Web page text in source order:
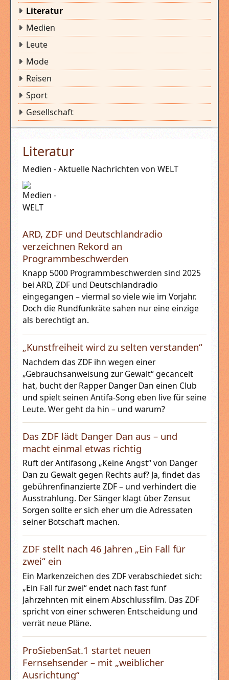
Literatur
Medien
Leute
Mode
Reisen
Sport
Gesellschaft
Literatur
Medien - Aktuelle Nachrichten von WELT
ARD, ZDF und Deutschlandradio
verzeichnen Rekord an
Programmbeschwerden
Knapp 5000 Programmbeschwerden sind 2025
bei ARD, ZDF und Deutschlandradio
eingegangen – viermal so viele wie im Vorjahr.
Doch die Rundfunkräte sahen nur eine einzige
als berechtigt an.
„Kunstfreiheit wird zu selten verstanden“
Nachdem das ZDF ihn wegen einer
„Gebrauchsanweisung zur Gewalt“ gecancelt
hat, bucht der Rapper Danger Dan einen Club
und spielt seinen Antifa-Song eben live für seine
Leute. Wer geht da hin – und warum?
Das ZDF lädt Danger Dan aus – und
macht einmal etwas richtig
Ruft der Antifasong „Keine Angst“ von Danger
Dan zu Gewalt gegen Rechts auf? Ja, findet das
gebührenfinanzierte ZDF – und verhindert die
Ausstrahlung. Der Sänger klagt über Zensur.
Sorgen sollte er sich eher um die Adressaten
seiner Botschaft machen.
ZDF stellt nach 46 Jahren „Ein Fall für
zwei“ ein
Ein Markenzeichen des ZDF verabschiedet sich:
„Ein Fall für zwei“ endet nach fast fünf
Jahrzehnten mit einem Abschlussfilm. Das ZDF
spricht von einer schweren Entscheidung und
verrät neue Pläne.
ProSiebenSat.1 startet neuen
Fernsehsender – mit „weiblicher
Ausrichtung“